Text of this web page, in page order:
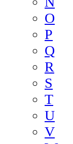
O
P
Q
R
S
T
U
V